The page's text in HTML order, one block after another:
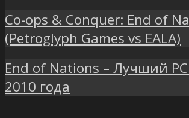
Co-ops & Conquer: End of
(Petroglyph Games vs EALA)
End of Nations – Лучший
2010 года